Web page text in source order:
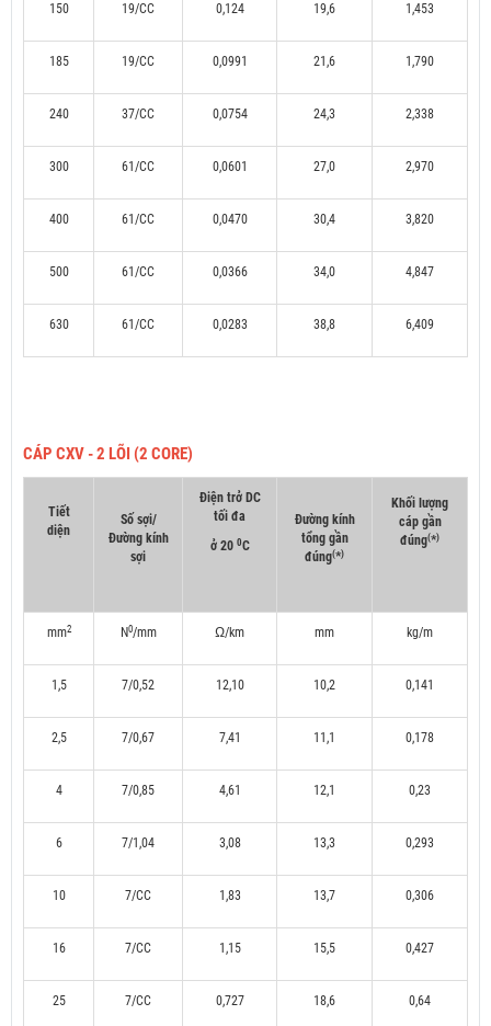
150 19/CC 0,124 19,6 1,453
185 19/CC 0,0991 21,6 1,790
240 37/CC 0,0754 24,3 2,338
300 61/CC 0,0601 27,0 2,970
400 61/CC 0,0470 30,4 3,820
500 61/CC 0,0366 34,0 4,847
630 61/CC 0,0283 38,8 6,409
CÁP CXV - 2 LÕI (2 CORE)
Tiết
diện
Số sợi/
Đường kính
sợi
Điện trở DC
tối đa
ở 20 0C
Đường kính
tổng gần
đúng(*)
Khối lượng
cáp gần
đúng(*)
mm2 N0/mm Ω/km mm kg/m
1,5 7/0,52 12,10 10,2 0,141
2,5 7/0,67 7,41 11,1 0,178
4 7/0,85 4,61 12,1 0,23
6 7/1,04 3,08 13,3 0,293
10 7/CC 1,83 13,7 0,306
16 7/CC 1,15 15,5 0,427
25 7/CC 0,727 18,6 0,64